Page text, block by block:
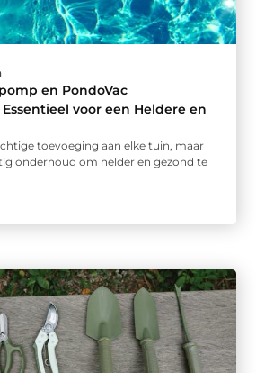
en PondoVac
voor een Heldere en
toevoeging aan elke tuin, maar
onderhoud om helder en gezond te